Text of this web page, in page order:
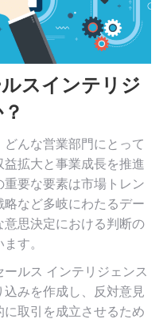
スインテリジ
んな営業部門にとって
拡大と事業成長を推進
要な要素は市場トレン
略など多岐にわたるデー
思決定における判断の
す。
ルス インテリジェンス
みを作成し、反対意見
取引を成立させるため